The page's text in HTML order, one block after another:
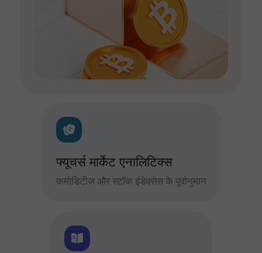
फ्यूचर्स मार्केट एनालिटिक्स
कमोडिटीज और स्टॉक इंडेक्सेस के पूर्वानुमान